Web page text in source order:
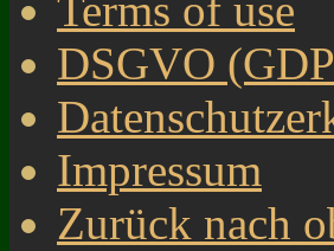
DSGVO
Impressum
Zurück nach